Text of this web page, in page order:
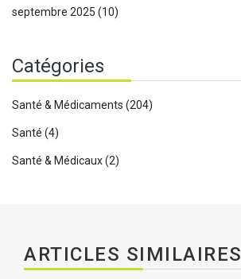
septembre 2025 (10)
Catégories
Santé & Médicaments (204)
Santé (4)
Santé & Médicaux(2)
ARTICLES SIMILAIRES